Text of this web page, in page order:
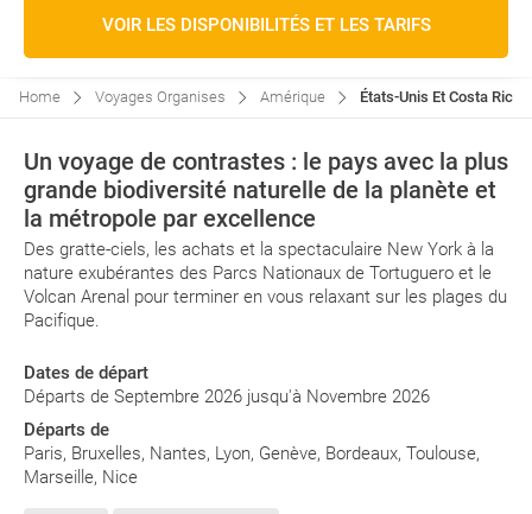
VOIR LES DISPONIBILITÉS ET LES TARIFS
Home Voyages Organises Amérique États-Unis Et Costa
Un voyage de contrastes : le pays avec la plus
grande biodiversité naturelle de la planète et
la métropole par excellence
Des gratte-ciels, les achats et la spectaculaire New York à la
nature exubérantes des Parcs Nationaux de Tortuguero et le
Volcan Arenal pour terminer en vous relaxant sur les plages du
Pacifique.
Dates de départ
Départs de Septembre 2026 jusqu'à Novembre 2026
Départs de
Paris, Bruxelles, Nantes, Lyon, Genève, Bordeaux, Toulouse,
Marseille, Nice